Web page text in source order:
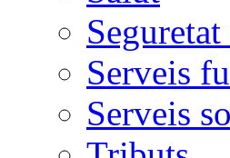
Serveis
Serveis